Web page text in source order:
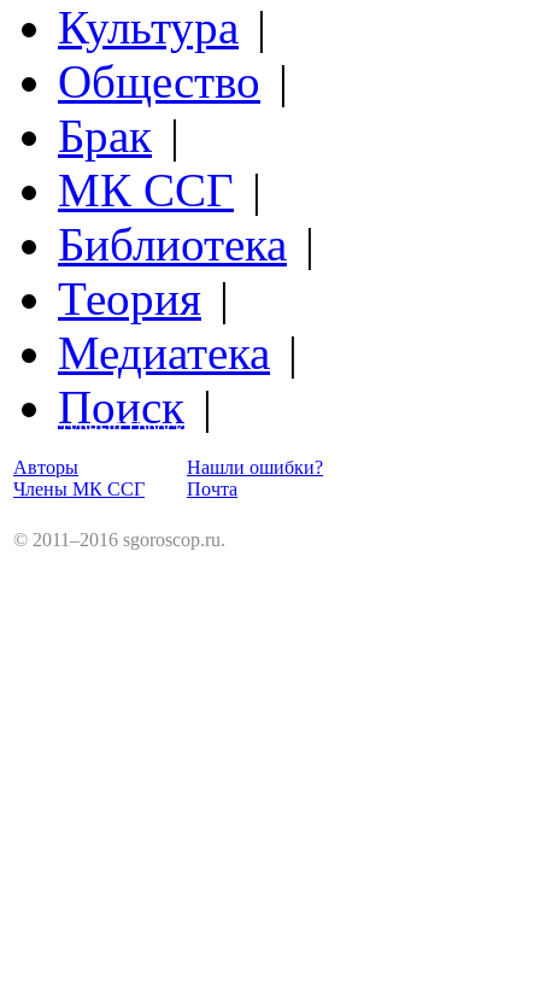
Культура |
Общество |
Брак |
МК ССГ |
Библиотека |
Теория |
Медиатека |
Поиск |
Структурный Гороскоп
Авторы
Члены МК ССГ
Нашли ошибки?
Почта
© 2011–2016 sgoroscop.ru.